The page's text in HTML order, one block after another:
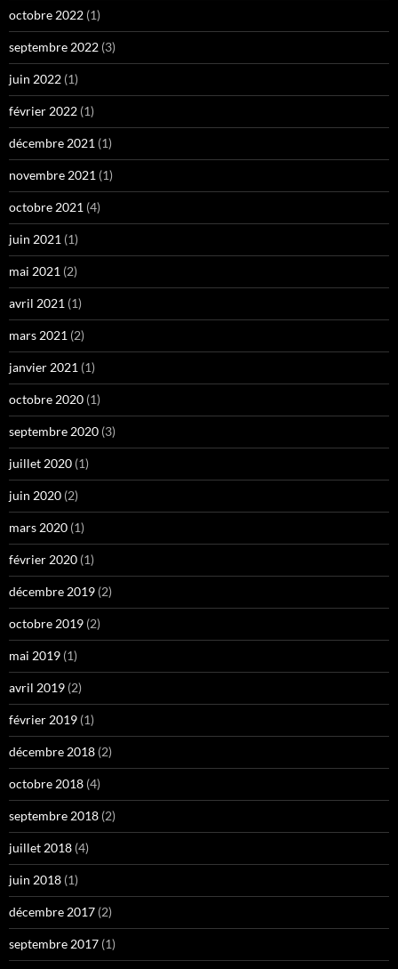
octobre 2022 (1)
septembre 2022 (3)
juin 2022 (1)
février 2022 (1)
décembre 2021 (1)
novembre 2021 (1)
octobre 2021 (4)
juin 2021 (1)
mai 2021 (2)
avril 2021 (1)
mars 2021 (2)
janvier 2021 (1)
octobre 2020 (1)
septembre 2020 (3)
juillet 2020 (1)
juin 2020 (2)
mars 2020 (1)
février 2020 (1)
décembre 2019 (2)
octobre 2019 (2)
mai 2019 (1)
avril 2019 (2)
février 2019 (1)
décembre 2018 (2)
octobre 2018 (4)
septembre 2018 (2)
juillet 2018 (4)
juin 2018 (1)
décembre 2017 (2)
septembre 2017 (1)